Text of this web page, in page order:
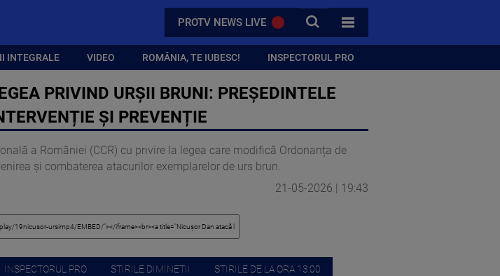
PROTV NEWS LIVE CAUTA
TOATE CATEGORIILE
INTEGRALE VIDEO ROMÂNIA, TE IUBESC! INSPECTORUL PRO
PRIVIND URȘII BRUNI: PREȘEDINTELE
ȘI PREVENȚIE
a României (CCR) cu privire la legea care modifică Ordonanța de
și combaterea atacurilor exemplarelor de urs brun.
21-05-2026 | 19:43
INSPECTORUL PRO STIRILE DIMINETII STIRILE DE LA ORA 13:00